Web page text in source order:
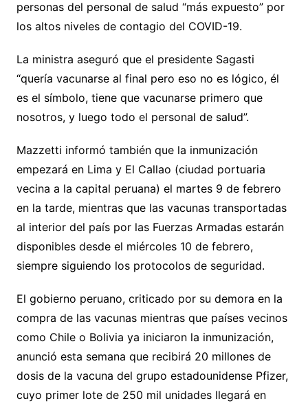
personas del personal de salud “más expuesto” por
los altos niveles de contagio del COVID-19.
La ministra aseguró que el presidente Sagasti
“quería vacunarse al final pero eso no es lógico, él
es el símbolo, tiene que vacunarse primero que
nosotros, y luego todo el personal de salud”.
Mazzetti informó también que la inmunización
empezará en Lima y El Callao (ciudad portuaria
vecina a la capital peruana) el martes 9 de febrero
en la tarde, mientras que las vacunas transportadas
al interior del país por las Fuerzas Armadas estarán
disponibles desde el miércoles 10 de febrero,
siempre siguiendo los protocolos de seguridad.
El gobierno peruano, criticado por su demora en la
compra de las vacunas mientras que países vecinos
como Chile o Bolivia ya iniciaron la inmunización,
anunció esta semana que recibirá 20 millones de
dosis de la vacuna del grupo estadounidense Pfizer,
cuyo primer lote de 250 mil unidades llegará en